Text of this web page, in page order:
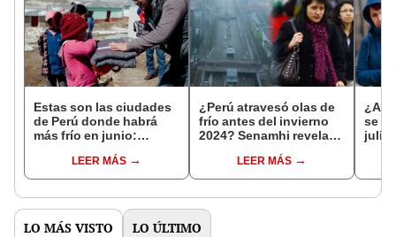
Estas son las ciudades
de Perú donde habrá
más frío en junio:
descenderán a 7° C,
según Senamhi
LEER MÁS
¿Perú atravesó olas de
frío antes del invierno
2024? Senamhi revela
soportaron frío intenso
LEER MÁS
se
julio
LO MÁS VISTO LO ÚLTIMO